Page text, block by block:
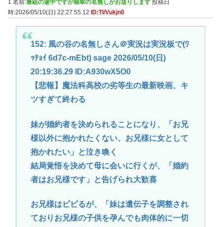
1 名前:番組の途中ですが翡翠の名無しがお送りします 投稿日
時:2026/05/10(日) 22:27:55.12 ID:TI/Vukjn0
152: 風の谷の名無しさん＠実況は実況板で(ﾜ
ｯﾁｮｲ 6d7c-mEbt) sage 2026/05/10(日)
20:19:36.29 ID:A930wX5O0
【悲報】魔法科高校の劣等生の最新映画、キ
ツすぎて終わる
妹が婚約者を決められることになり、「お兄
様以外に抱かれたくない、お兄様に女として
抱かれたい」と泣き喚く
結局覚悟を決めて母に会いに行くが、「婚約
者はお兄様です」と告げられ大歓喜
お兄様はビビるが、「妹は遺伝子を調整され
ておりお兄様の子供を孕んでも肉体的に一切